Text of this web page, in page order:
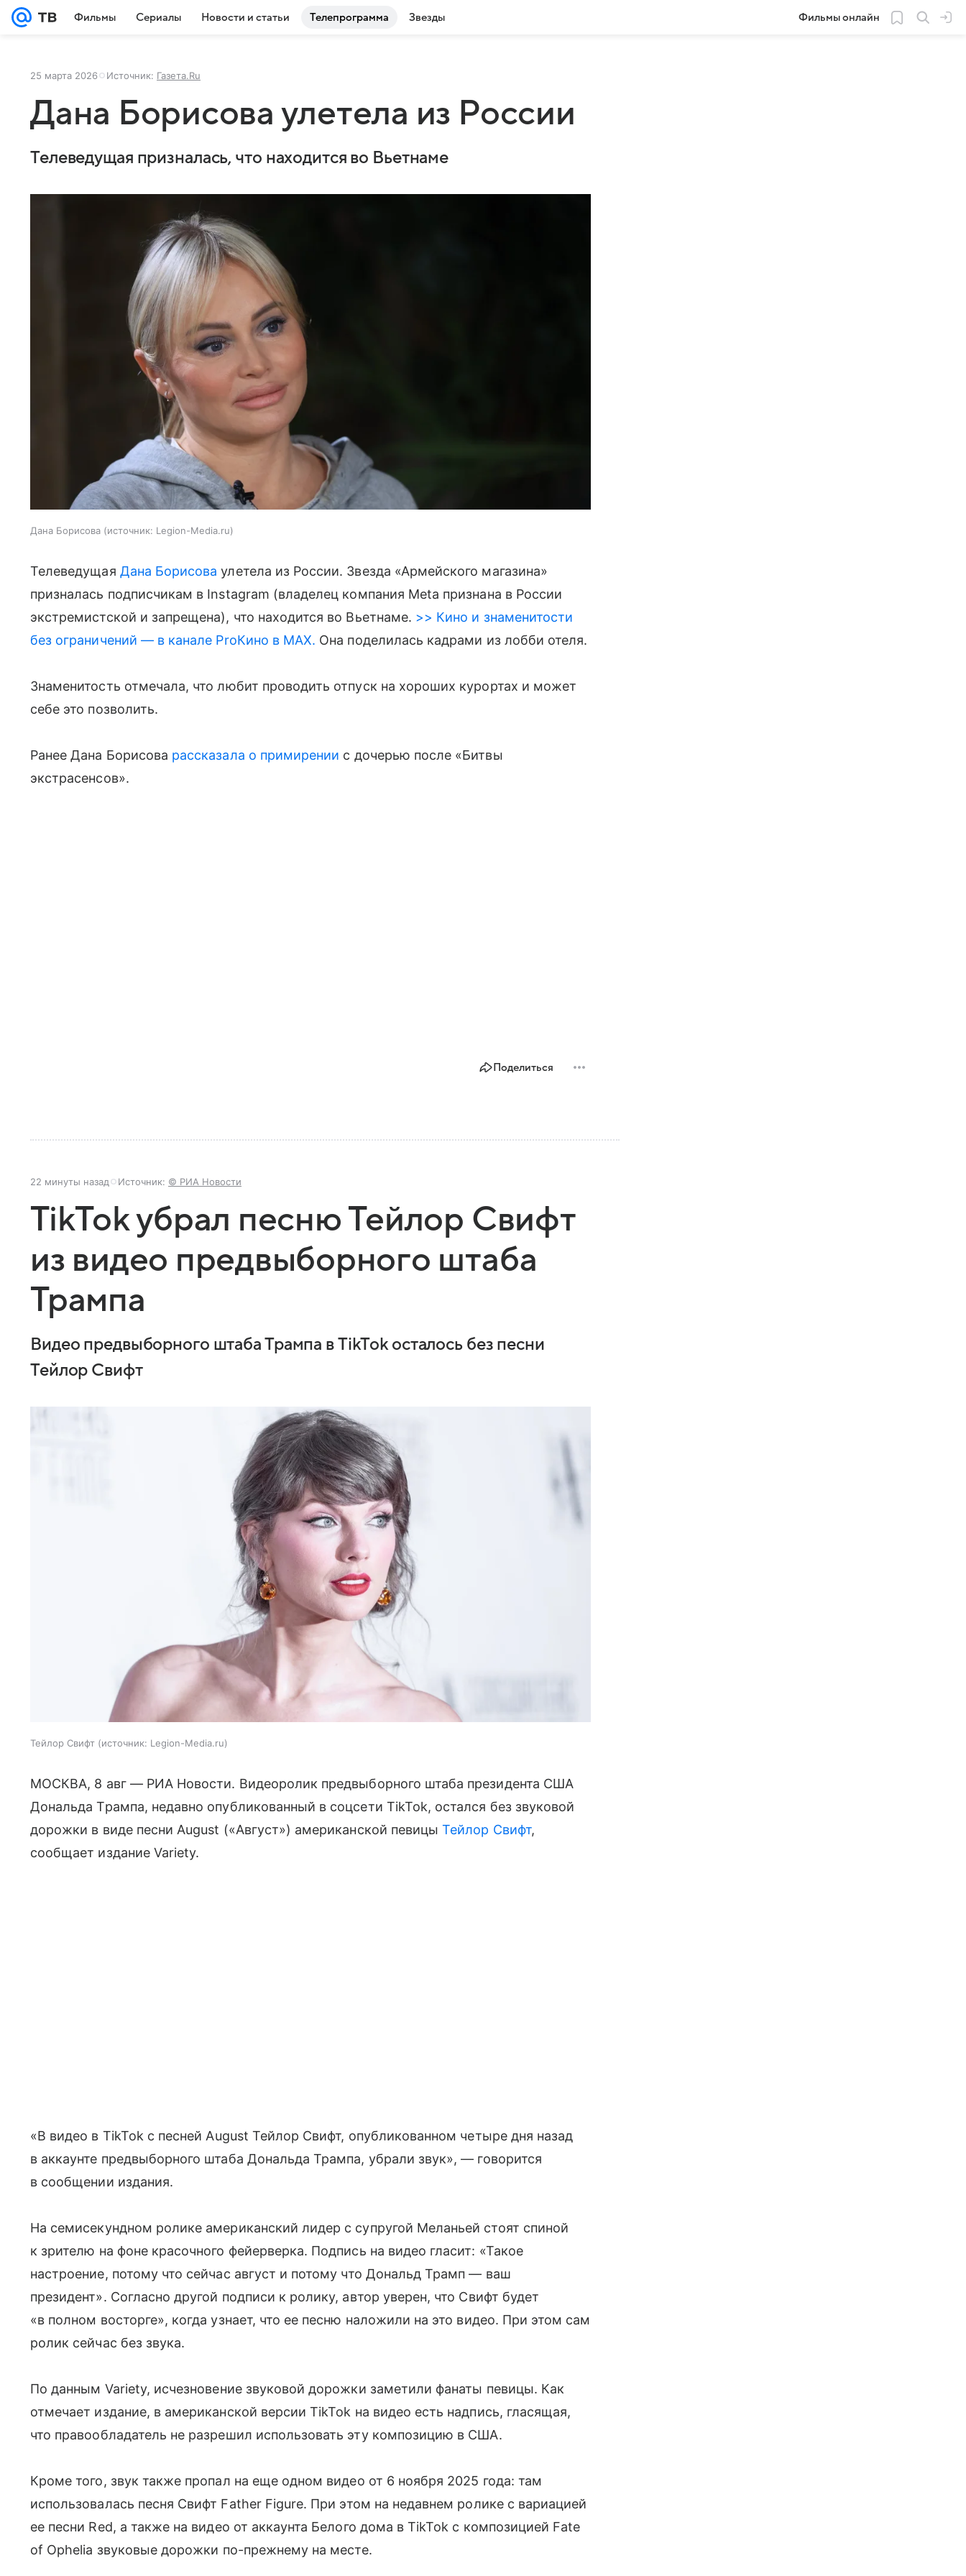
Фильмы Сериалы Новости и статьи Телепрограмма Звезды Фильмы онлайн
25 марта 2026 Источник: Газета.Ru
Дана Борисова улетела из России
Телеведущая призналась, что находится во Вьетнаме
Дана Борисова источник: Legion-Media.ru
Телеведущая Дана Борисова улетела из России. Звезда «Армейского магазина»
призналась подписчикам в Instagram (владелец компания Meta признана в России
экстремистской и запрещена), что находится во Вьетнаме. >> Кино и знаменитости
без ограничений — в канале ProКино в MAX. Она поделилась кадрами из лобби отеля.
Знаменитость отмечала, что любит проводить отпуск на хороших курортах и может
себе это позволить.
Ранее Дана Борисова рассказала о примирении с дочерью после «Битвы
экстрасенсов».
Поделиться
22 минуты назад Источник: © РИА Новости
TikTok убрал песню Тейлор Свифт
из видео предвыборного штаба
Трампа
Видео предвыборного штаба Трампа в TikTok осталось без песни
Тейлор Свифт
Тейлор Свифт источник: Legion-Media.ru
МОСКВА, 8 авг — РИА Новости. Видеоролик предвыборного штаба президента США
Дональда Трампа, недавно опубликованный в соцсети TikTok, остался без звуковой
дорожки в виде песни August («Август») американской певицыТейлор Свифт,
сообщает издание Variety.
«В видео в TikTok с песней August Тейлор Свифт, опубликованном четыре дня назад
в аккаунте предвыборного штаба Дональда Трампа, убрали звук», — говорится
в сообщении издания.
На семисекундном ролике американский лидер с супругой Меланьей стоят спиной
к зрителю на фоне красочного фейерверка. Подпись на видео гласит: «Такое
настроение, потому что сейчас август и потому что Дональд Трамп — ваш
президент». Согласно другой подписи к ролику, автор уверен, что Свифт будет
«в полном восторге», когда узнает, что ее песню наложили на это видео. При этом сам
ролик сейчас без звука.
По данным Variety, исчезновение звуковой дорожки заметили фанаты певицы. Как
отмечает издание, в американской версии TikTok на видео есть надпись, гласящая,
что правообладатель не разрешил использовать эту композицию в США.
Кроме того, звук также пропал на еще одном видео от 6 ноября 2025 года: там
использовалась песня Свифт Father Figure. При этом на недавнем ролике с вариацией
ее песни Red, а также на видео от аккаунта Белого дома в TikTok с композицией Fate
of Ophelia звуковые дорожки по-прежнему на месте.